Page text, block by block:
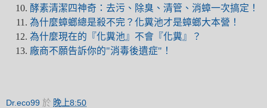
酵素清潔四神奇：去污、除臭、清管、消蟑一次搞定！
為什麼蟑螂總是殺不完？化糞池才是蟑螂大本營！
為什麼現在的『化糞池』不會『化糞』？
廠商不願告訴你的"消毒後遺症"！
Dr.eco99 於 晚上8:50